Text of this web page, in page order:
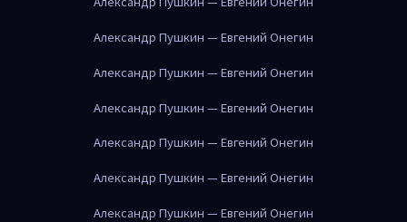
Александр Пушкин — Евгений Онегин
Александр Пушкин — Евгений Онегин
Александр Пушкин — Евгений Онегин
Александр Пушкин — Евгений Онегин
Александр Пушкин — Евгений Онегин
Александр Пушкин — Евгений Онегин